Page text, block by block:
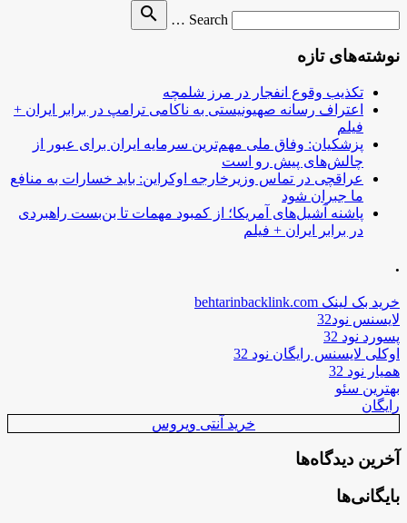
Search …
search
نوشته‌های تازه
تکذیب وقوع انفجار در مرز شلمچه
اعتراف رسانه صهیونیستی به ناکامی ترامپ در برابر ایران +
فیلم
پزشکیان: وفاق ملی مهم‌ترین سرمایه ایران برای عبور از
چالش‌های پیش رو است
عراقچی در تماس وزیرخارجه اوکراین: باید خسارات به منافع
ما جبران شود
پاشنه آشیل‌های آمریکا؛ از کمبود مهمات تا بن‌بست راهبردی
در برابر ایران + فیلم
.
خرید بک لینک behtarinbacklink.com
لایسنس نود32
پسورد نود 32
اوکلی لایسنس رایگان نود 32
همیار نود 32
بهترین سئو
رایگان
خرید آنتی ویروس
آخرین دیدگاه‌ها
بایگانی‌ها